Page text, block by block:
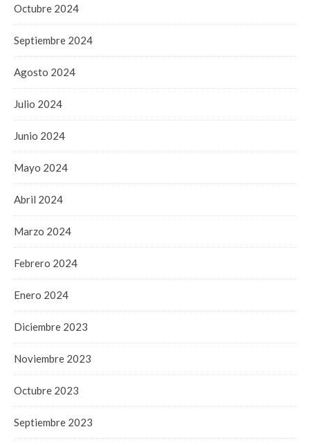
Octubre 2024
Septiembre 2024
Agosto 2024
Julio 2024
Junio 2024
Mayo 2024
Abril 2024
Marzo 2024
Febrero 2024
Enero 2024
Diciembre 2023
Noviembre 2023
Octubre 2023
Septiembre 2023